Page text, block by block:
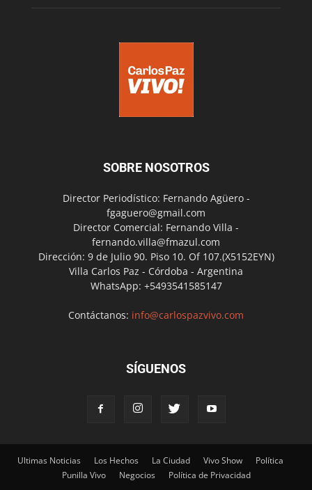
SOBRE NOSOTROS
Director Periodístico: Fernando Agüero -
fgaguero@gmail.com
Director Comercial: Fernando Villa -
fernando.villa@fmazul.com
Dirección: 9 de Julio 90. Piso 10. Of 107.(X5152EYN)
Villa Carlos Paz - Córdoba - Argentina
WhatsApp: +5493541585147
Contáctanos: info@carlospazvivo.com
SÍGUENOS
Ultimas Noticias Los Hechos La Ciudad Vivo Show
Política
Punilla Vivo
Negocios Política de Privacidad